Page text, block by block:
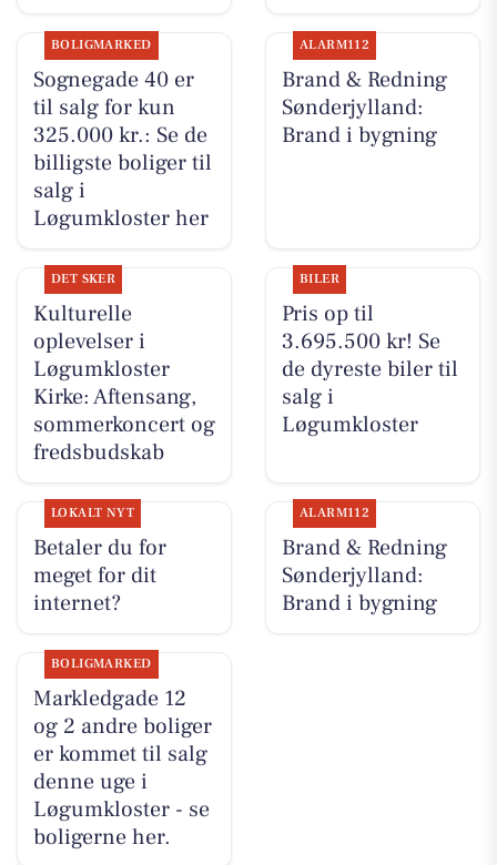
BOLIGMARKED
Sognegade 40 er
til salg for kun
325.000 kr.: Se de
billigste boliger til
salg i
Løgumkloster her
ALARM112
Brand & Redning
Sønderjylland:
Brand i bygning
DET SKER
Kulturelle
oplevelser i
Løgumkloster
Kirke: Aftensang,
sommerkoncert og
fredsbudskab
BILER
Pris op til
3.695.500 kr! Se
de dyreste biler til
salg i
Løgumkloster
LOKALT NYT
Betaler du for
meget for dit
internet?
ALARM112
Brand & Redning
Sønderjylland:
Brand i bygning
BOLIGMARKED
Markledgade 12
og 2 andre boliger
er kommet til salg
denne uge i
Løgumkloster - se
boligerne her.